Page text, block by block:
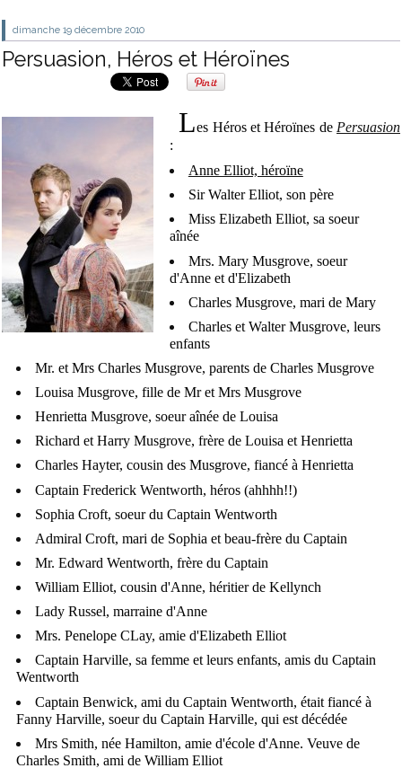
dimanche 19 décembre 2010
Persuasion, Héros et Héroïnes
Les Héros et Héroïnes de Persuasion
:
Anne Elliot, héroïne
Sir Walter Elliot, son père
Miss Elizabeth Elliot, sa soeur
aînée
Mrs. Mary Musgrove, soeur
d'Anne et d'Elizabeth
Charles Musgrove, mari de Mary
Charles et Walter Musgrove, leurs
enfants
Mr. et Mrs Charles Musgrove, parents de Charles Musgrove
Louisa Musgrove, fille de Mr et Mrs Musgrove
Henrietta Musgrove, soeur aînée de Louisa
Richard et Harry Musgrove, frère de Louisa et Henrietta
Charles Hayter, cousin des Musgrove, fiancé à Henrietta
Captain Frederick Wentworth, héros (ahhhh!!)
Sophia Croft, soeur du Captain Wentworth
Admiral Croft, mari de Sophia et beau-frère du Captain
Mr. Edward Wentworth, frère du Captain
William Elliot, cousin d'Anne, héritier de Kellynch
Lady Russel, marraine d'Anne
Mrs. Penelope CLay, amie d'Elizabeth Elliot
Captain Harville, sa femme et leurs enfants, amis du Captain
Wentworth
Captain Benwick, ami du Captain Wentworth, était fiancé à
Fanny Harville, soeur du Captain Harville, qui est décédée
Mrs Smith, née Hamilton, amie d'école d'Anne. Veuve de
Charles Smith, ami de William Elliot